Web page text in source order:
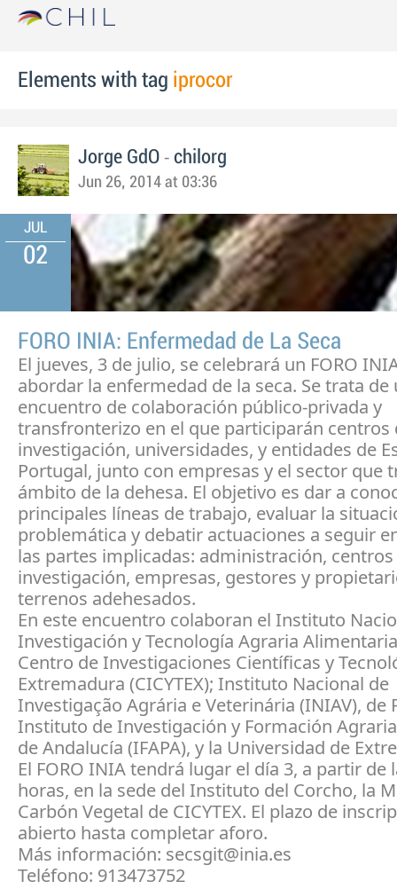
Elements with tag iprocor
Jorge GdO - chilorg
Jun 26, 2014 at 03:36
JUL
02
FORO INIA: Enfermedad de La Seca
El jueves, 3 de julio, se celebrará un FORO
abordar la enfermedad de la seca. Se trata de
encuentro de colaboración público-privada y
transfronterizo en el que participarán centros
investigación, universidades, y entidades de
Portugal, junto con empresas y el sector que
ámbito de la dehesa. El objetivo es dar a
principales líneas de trabajo, evaluar la
problemática y debatir actuaciones a seguir
las partes implicadas: administración,
investigación, empresas, gestores y
terrenos adehesados.
En este encuentro colaboran el Instituto
Investigación y Tecnología Agraria
Centro de Investigaciones Científicas y
Extremadura (CICYTEX); Instituto Nacional de
Investigação Agrária e Veterinária (INIAV), de
Instituto de Investigación y Formación
de Andalucía (IFAPA), y la Universidad de
El FORO INIA tendrá lugar el día 3, a partir de
horas, en la sede del Instituto del Corcho, la
Carbón Vegetal de CICYTEX. El plazo de
abierto hasta completar aforo.
Más información: secsgit@inia.es
Teléfono: 913473752